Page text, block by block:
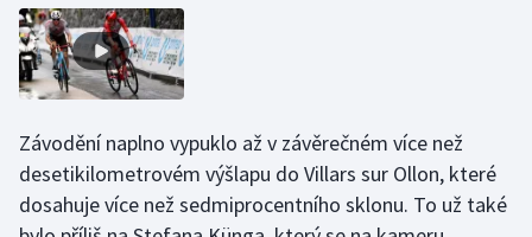
Lezení
Lyže a snowboard
Moderní pětiboj
Motorsport
Závodění naplno vypuklo až v závěrečném více než
desetikilometrovém výšlapu do Villars sur Ollon, které
dosahuje více než sedmiprocentního sklonu. To už také